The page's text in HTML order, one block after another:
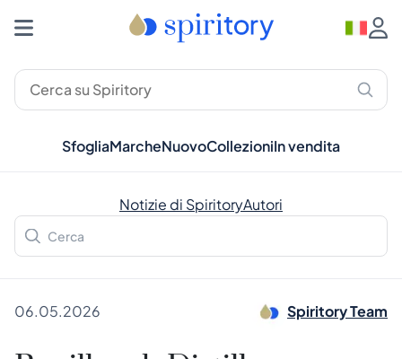
SfogliaMarcheNuovoCollezioniIn vendita
Notizie di SpiritoryAutori
06.05.2026 Spiritory Team